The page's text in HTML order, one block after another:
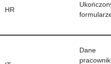
HR
Dane